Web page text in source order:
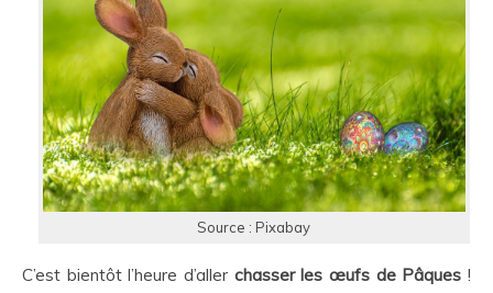
Source : Pixabay
C’est bientôt l’heure d’aller chasser les œufs de Pâques !